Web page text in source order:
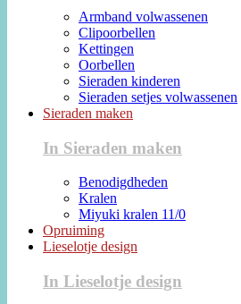
Armband volwassenen
Clipoorbellen
Kettingen
Oorbellen
Sieraden kinderen
Sieraden setjes volwassenen
Sieraden maken
In Sieraden maken
Benodigdheden
Kralen
Miyuki kralen 11/0
Opruiming
Lieselotje design
In Lieselotje design